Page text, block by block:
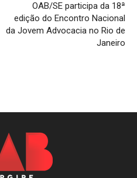
OAB/SE participa da 18ª
edição do Encontro Nacional
da Jovem Advocacia no Rio de
Janeiro